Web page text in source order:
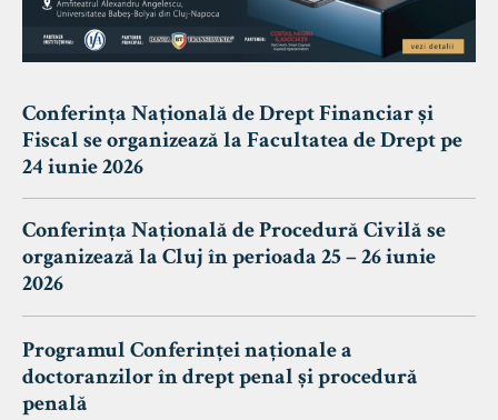
Conferința Națională de Drept Financiar și
Fiscal se organizează la Facultatea de Drept pe
24 iunie 2026
Conferința Națională de Procedură Civilă se
organizează la Cluj în perioada 25 – 26 iunie
2026
Programul Conferinței naționale a
doctoranzilor în drept penal și procedură
penală